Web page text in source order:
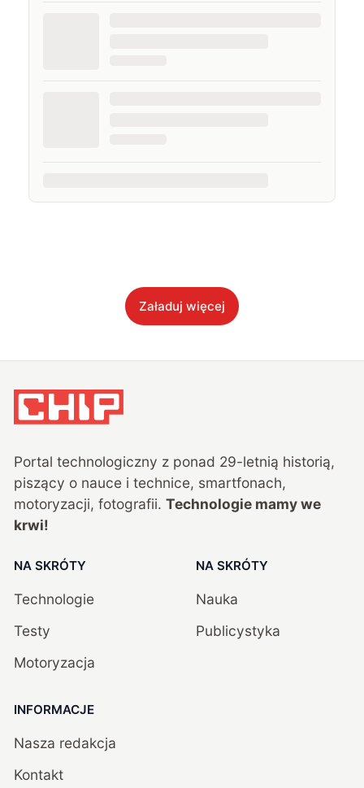
Załaduj więcej
Portal technologiczny z ponad 29-letnią historią,
piszący o nauce i technice, smartfonach,
motoryzacji, fotografii. Technologie mamy we
krwi!
NA SKRÓTY
Technologie
Testy
Motoryzacja
NA SKRÓTY
Nauka
Publicystyka
INFORMACJE
Nasza redakcja
Kontakt